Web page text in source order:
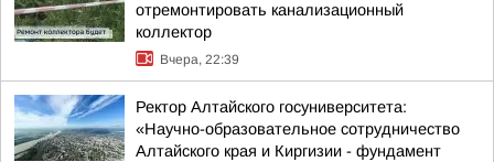
отремонтировать канализационный
коллектор
Вчера, 22:39
Ректор Алтайского госуниверситета:
«Научно-образовательное сотрудничество
Алтайского края и Киргизии - фундамент